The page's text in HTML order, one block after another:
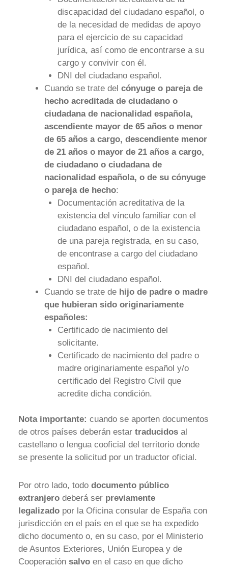
discapacidad del ciudadano español, o
de la necesidad de medidas de apoyo
para el ejercicio de su capacidad
jurídica, así como de encontrarse a su
cargo y convivir con él.
DNI del ciudadano español.
Cuando se trate delcónyuge o pareja de
hecho acreditada de ciudadano o
ciudadana de nacionalidad española,
ascendiente mayor de 65 años o menor
de 65 años a cargo, descendiente menor
de 21 años o mayor de 21 años a cargo,
de ciudadano o ciudadana de
nacionalidad española, o de su cónyuge
o pareja de hecho:
Documentación acreditativa de la
existencia del vínculo familiar con el
ciudadano español, o de la existencia
de una pareja registrada, en su caso,
de encontrase a cargo del ciudadano
español.
DNI del ciudadano español.
Cuando se trate de hijo de padre o madre
que hubieran sido originariamente
españoles:
Certificado de nacimiento del
solicitante.
Certificado de nacimiento del padre o
madre originariamente español y/o
certificado del Registro Civil que
acredite dicha condición.
Nota importante: cuando se aporten documentos
de otros países deberán estartraducidosal
castellano o lengua cooficial del territorio donde
se presente la solicitud por un traductor oficial.
Por otro lado, tododocumento público
extranjero deberá ser previamente
legalizado por la Oficina consular de España con
jurisdicción en el país en el que se ha expedido
dicho documento o, en su caso, por el Ministerio
de Asuntos Exteriores, Unión Europea y de
Cooperaciónsalvo en el caso en que dicho